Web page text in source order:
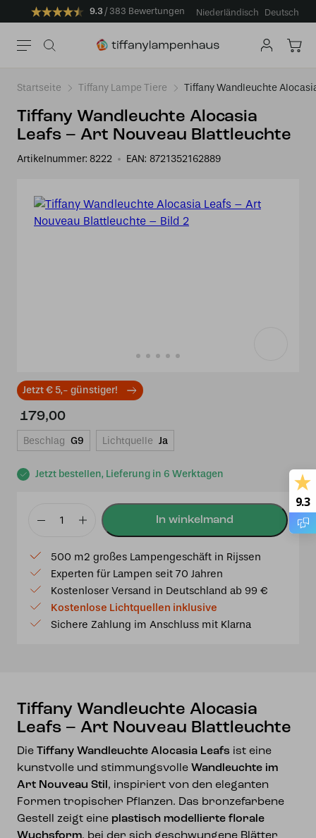
9.3 383 Bewertungen Niederländisch Deutsch
Startseite Tiffany Lampe Tiere Tiffany Wandleuchte
Tiffany Wandleuchte Alocasia
Leafs – Art Nouveau Blattleuchte
Artikelnummer: 8222 EAN: 8721352162889
Jetzt € 5,- günstiger!
Jetzt bestellen, Lieferung in 6 Werktagen
179,00
Beschlag G9 Lichtquelle Ja
Tiffany
Alocasia
Leafs
–
Art
Nouveau
500 m2 großes Lampengeschäft in Rijssen
Experten für Lampen seit 70 Jahren
Kostenloser Versand in Deutschland ab 99 €
Kostenlose Lichtquellen inklusive
Sichere Zahlung im Anschluss mit Klarna
Tiffany Wandleuchte Alocasia
Leafs – Art Nouveau Blattleuchte
Die Tiffany Wandleuchte Alocasia Leafs ist eine
kunstvolle und stimmungsvolle Wandleuchte im
Art Nouveau Stil , inspiriert von den eleganten
Formen tropischer Pflanzen. Das bronzefarbene
Gestell zeigt eine plastisch modellierte florale
9.3